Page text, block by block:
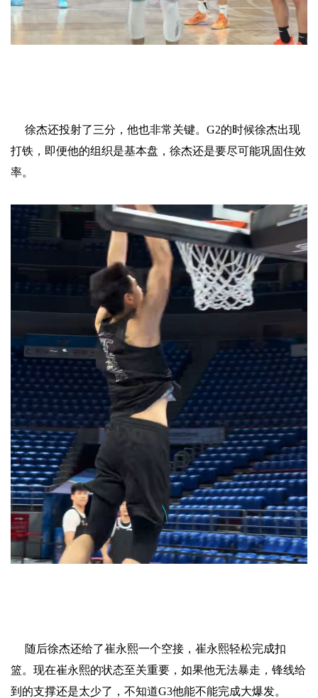
徐杰还投射了三分，他也非常关键。G2的时候徐杰出现
打铁，即便他的组织是基本盘，徐杰还是要尽可能巩固住效
率。
随后徐杰还给了崔永熙一个空接，崔永熙轻松完成扣
篮。现在崔永熙的状态至关重要，如果他无法暴走，锋线给
到的支撑还是太少了，不知道G3他能不能完成大爆发。